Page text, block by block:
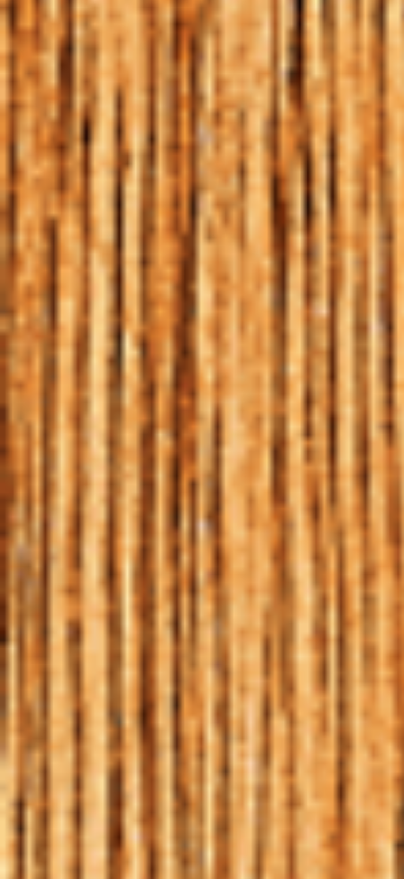
TIPOS DE
HARMONIZAÇÃO
BLOG | TIPOS DE HARMONIZAÇÃO
07 | JUN | 2017